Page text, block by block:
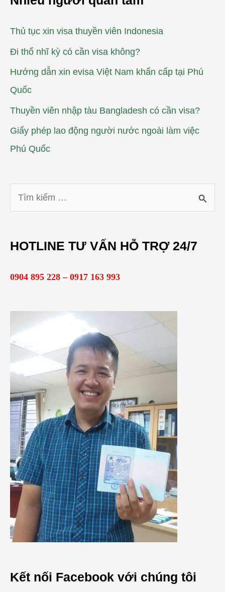
Thủ tục xin visa thuyền viên Indonesia
Đi thổ nhĩ kỳ có cần visa không?
Hướng dẫn xin evisa Việt Nam khẩn cấp tại Phú
Quốc
Thuyền viên nhập tàu Bangladesh có cần visa?
Giấy phép lao động người nước ngoài làm việc
Phú Quốc
i
m
HOTLINE TƯ VẤN HỖ TRỢ 24/7
0904 895 228 – 0917 163 993
Kết nối Facebook với chúng tôi